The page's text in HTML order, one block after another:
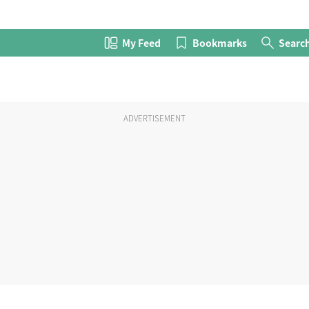
My Feed Bookmarks
ADVERTISEMENT